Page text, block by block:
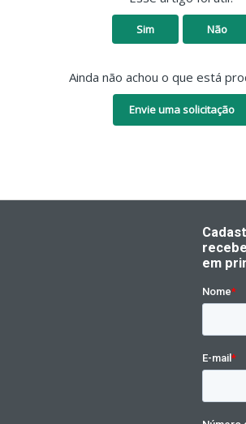
Sim Não
Ainda não achou o que está
Envie uma solicitação